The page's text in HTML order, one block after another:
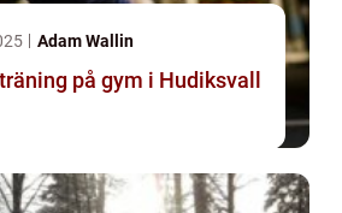
Adam Wallin
på gym i Hudiksvall